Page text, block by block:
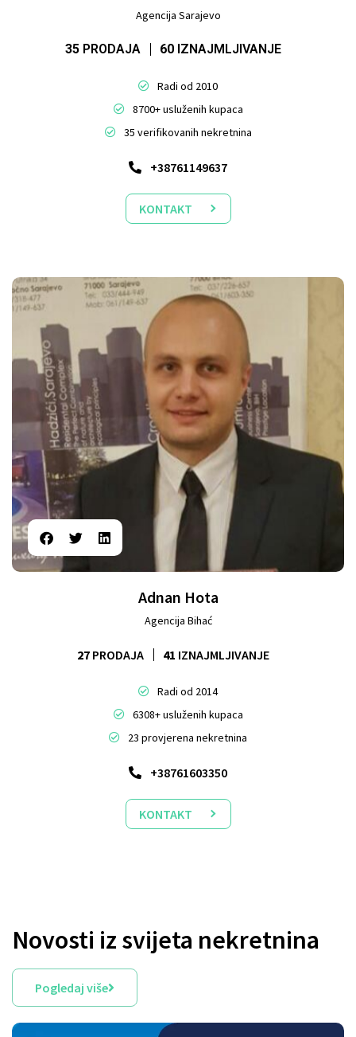
Agencija Sarajevo
35 PRODAJA 60 IZNAJMLJIVANJE
Radi od 2010
8700+ usluženih kupaca
35 verifikovanih nekretnina
+38761149637
KONTAKT
Adnan Hota
Agencija Bihać
27 PRODAJA 41 IZNAJMLJIVANJE
Radi od 2014
6308+ usluženih kupaca
23 provjerena nekretnina
+38761603350
KONTAKT
Novosti iz svijeta nekretnina
Pogledaj više